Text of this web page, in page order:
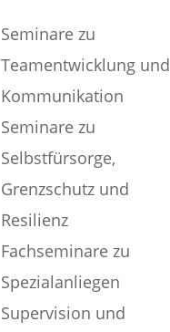
Seminare zu
Teamentwicklung und
Kommunikation
Seminare zu
Selbstfürsorge,
Grenzschutz und
Resilienz
Fachseminare zu
Spezialanliegen
Supervision und